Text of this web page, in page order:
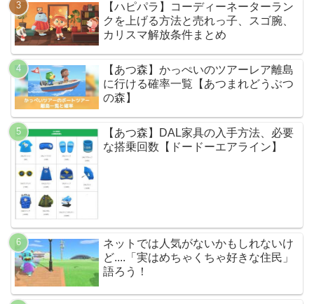
【ハピパラ】コーディーネーターラン
クを上げる方法と売れっ子、スゴ腕、
カリスマ解放条件まとめ
【あつ森】かっぺいのツアーレア離島
に行ける確率一覧【あつまれどうぶつ
の森】
【あつ森】DAL家具の入手方法、必要
な搭乗回数【ドードーエアライン】
ネットでは人気がないかもしれないけ
ど....「実はめちゃくちゃ好きな住民」
語ろう！